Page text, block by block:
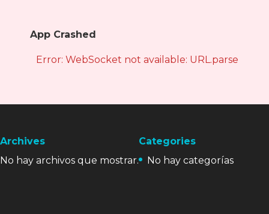
App Crashed
Error: WebSocket not available: URL.parse is
Archives
No hay archivos que mostrar.
Categories
No hay categorías